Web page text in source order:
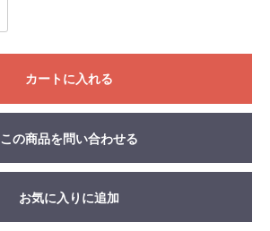
カートに入れる
この商品を問い合わせる
お気に入りに追加